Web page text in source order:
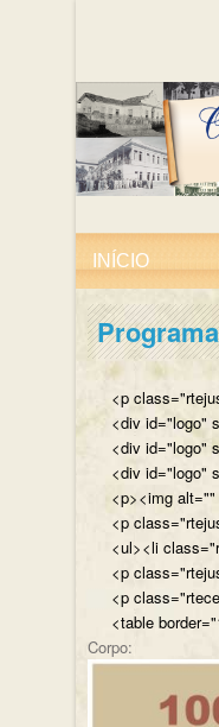
<p
<div id="logo"
<div id="logo"
<div id="logo"
<p><img
<p
<ul><li
<p
<p
<table
Corpo: